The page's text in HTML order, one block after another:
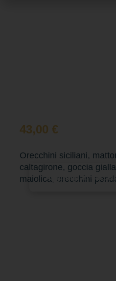
43,00 €
Orecchini siciliani,
caltagirone, goccia
maiolica, orecchini
Aggiungi al